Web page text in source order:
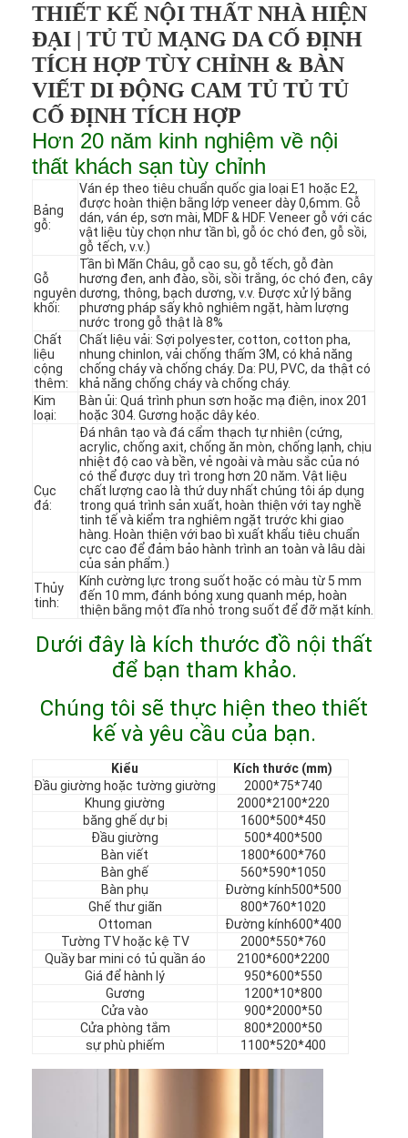
Các sản phẩm
Video
Về chúng tôi
Tham quan nhà máy
Kiểm soát chất lượng
Liên hệ
Tin tức
Các trường hợp
Câu hỏi thường gặp
nói chuyện ngay.
THIẾT KẾ NỘI THẤT NHÀ HIỆN
ĐẠI | TỦ TỦ MẠNG DA CỐ ĐỊNH
TÍCH HỢP TÙY CHỈNH & BÀN
VIẾT DI ĐỘNG CAM TỦ TỦ TỦ
CỐ ĐỊNH TÍCH HỢP
Hơn 20 năm kinh nghiệm về nội
thất khách sạn tùy chỉnh
Bảng
gỗ:
Ván ép theo tiêu chuẩn quốc gia loại E1 hoặc E2,
được hoàn thiện bằng lớp veneer dày 0,6mm. Gỗ
dán, ván ép, sơn mài, MDF & HDF. Veneer gỗ với các
vật liệu tùy chọn như tần bì, gỗ óc chó đen, gỗ sồi,
gỗ tếch, v.v.)
Gỗ
nguyên
khối:
Tần bì Mãn Châu, gỗ cao su, gỗ tếch, gỗ đàn
hương đen, anh đào, sồi, sồi trắng, óc chó đen, cây
dương, thông, bạch dương, v.v. Được xử lý bằng
phương pháp sấy khô nghiêm ngặt, hàm lượng
nước trong gỗ thật là 8%
Chất
liệu
cộng
thêm:
Chất liệu vải: Sợi polyester, cotton, cotton pha,
nhung chinlon, vải chống thấm 3M, có khả năng
chống cháy và chống cháy. Da: PU, PVC, da thật có
khả năng chống cháy và chống cháy.
Kim
loại:
Bàn ủi: Quá trình phun sơn hoặc mạ điện, inox 201
hoặc 304. Gương hoặc dây kéo.
Cục
đá:
Đá nhân tạo và đá cẩm thạch tự nhiên (cứng,
acrylic, chống axit, chống ăn mòn, chống lạnh, chịu
nhiệt độ cao và bền, vẻ ngoài và màu sắc của nó
có thể được duy trì trong hơn 20 năm. Vật liệu
chất lượng cao là thứ duy nhất chúng tôi áp dụng
trong quá trình sản xuất, hoàn thiện với tay nghề
tinh tế và kiểm tra nghiêm ngặt trước khi giao
hàng. Hoàn thiện với bao bì xuất khẩu tiêu chuẩn
cực cao để đảm bảo hành trình an toàn và lâu dài
của sản phẩm.)
Thủy
tinh:
Kính cường lực trong suốt hoặc có màu từ 5 mm
đến 10 mm, đánh bóng xung quanh mép, hoàn
thiện bằng một đĩa nhỏ trong suốt để đỡ mặt kính.
Dưới đây là kích thước đồ nội thất
để bạn tham khảo.
Chúng tôi sẽ thực hiện theo thiết
kế và yêu cầu của bạn.
Kiểu
Kích thước (mm)
Đầu giường hoặc tường giường
2000*75*740
Khung giường
2000*2100*220
băng ghế dự bị
1600*500*450
Đầu giường
500*400*500
Bàn viết
1800*600*760
Bàn ghế
560*590*1050
Bàn phụ
Đường kính500*500
Ghế thư giãn
800*760*1020
Ottoman
Đường kính600*400
Tường TV hoặc kệ TV
2000*550*760
Quầy bar mini có tủ quần áo
2100*600*2200
Giá để hành lý
950*600*550
Gương
1200*10*800
Cửa vào
900*2000*50
Cửa phòng tắm
800*2000*50
sự phù phiếm
1100*520*400